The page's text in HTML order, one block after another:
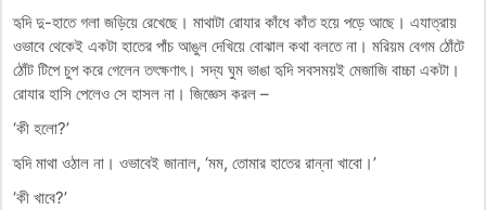
হৃদি দু-হাতে গলা জড়িয়ে রেখেছে। মাথাটা রোযার কাঁধে কাঁত হয়ে পড়ে আছে। এযাত্রায়
ওভাবে থেকেই একটা হাতের পাঁচ আঙুল দেখিয়ে বোঝাল কথা বলতে না। মরিয়ম বেগম ঠোঁটে
ঠোঁট টিপে চুপ করে গেলেন তৎক্ষণাৎ। সদ্য ঘুম ভাঙা হৃদি সবসময়ই মেজাজি বাচ্চা একটা।
রোযার হাসি পেলেও সে হাসল না। জিজ্ঞেস করল –
‘কী হলো?’
হৃদি মাথা ওঠাল না। ওভাবেই জানাল, ‘মম, তোমার হাতের রান্না খাবো।’
‘কী খাবে?’